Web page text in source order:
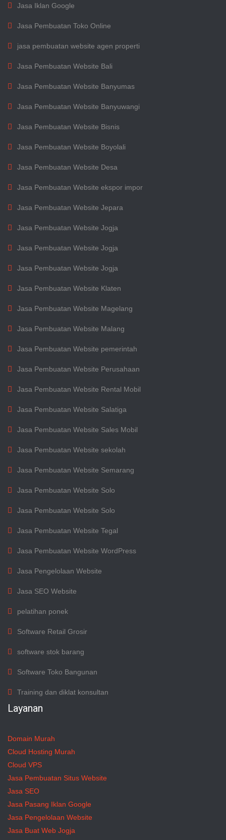
Jasa Iklan Google
Jasa Pembuatan Toko Online
jasa pembuatan website agen properti
Jasa Pembuatan Website Bali
Jasa Pembuatan Website Banyumas
Jasa Pembuatan Website Banyuwangi
Jasa Pembuatan Website Bisnis
Jasa Pembuatan Website Boyolali
Jasa Pembuatan Website Desa
Jasa Pembuatan Website ekspor impor
Jasa Pembuatan Website Jepara
Jasa Pembuatan Website Jogja
Jasa Pembuatan Website Jogja
Jasa Pembuatan Website Jogja
Jasa Pembuatan Website Klaten
Jasa Pembuatan Website Magelang
Jasa Pembuatan Website Malang
Jasa Pembuatan Website pemerintah
Jasa Pembuatan Website Perusahaan
Jasa Pembuatan Website Rental Mobil
Jasa Pembuatan Website Salatiga
Jasa Pembuatan Website Sales Mobil
Jasa Pembuatan Website sekolah
Jasa Pembuatan Website Semarang
Jasa Pembuatan Website Solo
Jasa Pembuatan Website Solo
Jasa Pembuatan Website Tegal
Jasa Pembuatan Website WordPress
Jasa Pengelolaan Website
Jasa SEO Website
pelatihan ponek
Software Retail Grosir
software stok barang
Software Toko Bangunan
Training dan diklat konsultan
Layanan
Domain Murah
Cloud Hosting Murah
Cloud VPS
Jasa Pembuatan Situs Website
Jasa SEO
Jasa Pasang Iklan Google
Jasa Pengelolaan Website
Jasa Buat Web Jogja